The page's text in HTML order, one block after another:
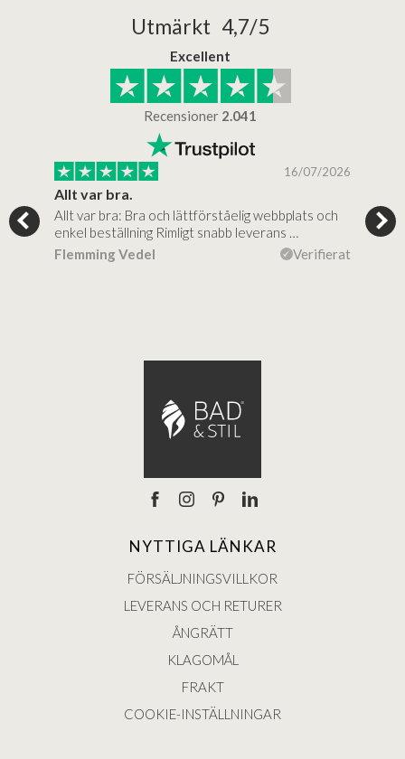
Utmärkt 4,7/5
Excellent
Recensioner 2.041
16/07/2026
Allt var bra.
Allt var bra: Bra och lättförståelig webbplats och
enkel beställning Rimligt snabb leverans …
Flemming Vedel
Verifierat
Jag
NYTTIGA LÄNKAR
FÖRSÄLJNINGSVILLKOR
LEVERANS OCH RETURER
ÅNGRÄTT
KLAGOMÅL
FRAKT
COOKIE-INSTÄLLNINGAR